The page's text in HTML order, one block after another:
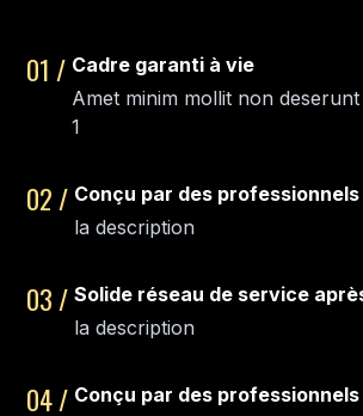
01 / Cadre garanti à vie
Amet minim mollit non
1
02 / Conçu par des professionnels
la description
03 / Solide réseau de service
la description
04 / Conçu par des professionnels